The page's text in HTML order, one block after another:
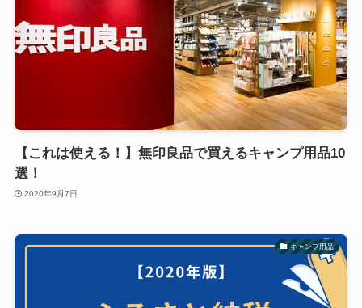
【これは使える！】無印良品で買えるキャンプ用品10
選！
2020年9月7日
キャンプ用品